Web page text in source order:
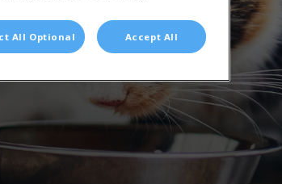
All Optional Accept All